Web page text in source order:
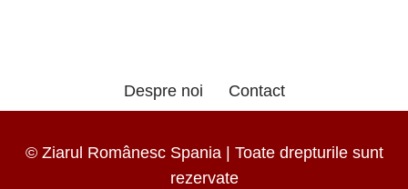
Despre noi Contact
© Ziarul Românesc Spania | Toate drepturile sunt
rezervate